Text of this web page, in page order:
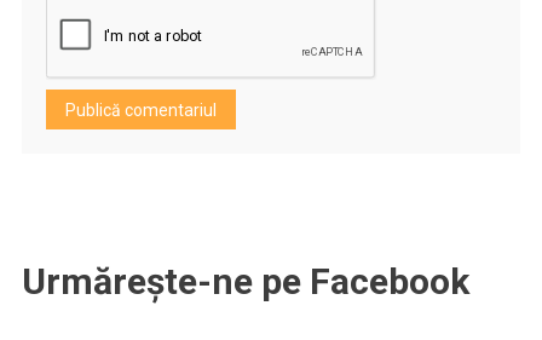
Urmărește-ne pe Facebook